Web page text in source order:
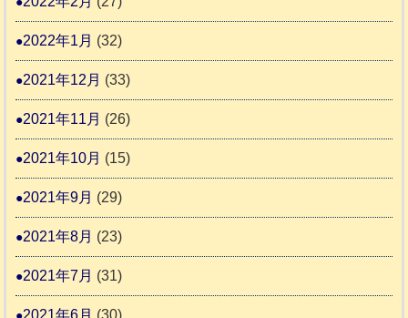
2022年1月 (32)
2021年12月 (33)
2021年11月 (26)
2021年10月 (15)
2021年9月 (29)
2021年8月 (23)
2021年7月 (31)
2021年6月 (30)